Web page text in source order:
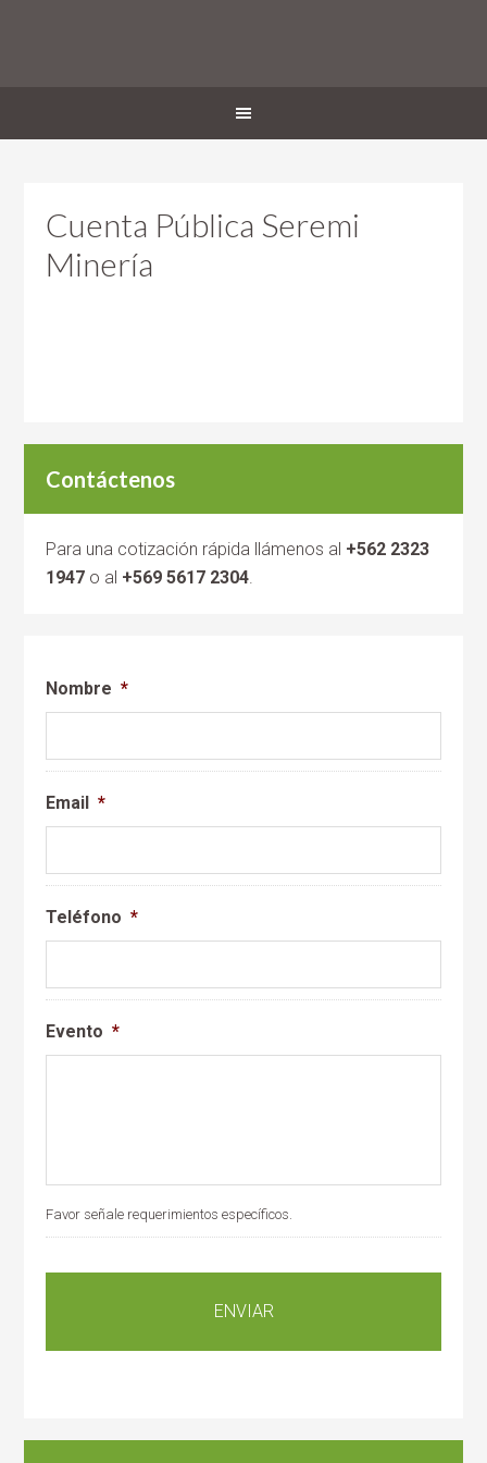
Cuenta Pública Seremi
Minería
Contáctenos
Para una cotización rápida llámenos al +562 2323
1947 o al +569 5617 2304.
Nombre *
Email *
Teléfono *
Evento *
Favor señale requerimientos específicos.